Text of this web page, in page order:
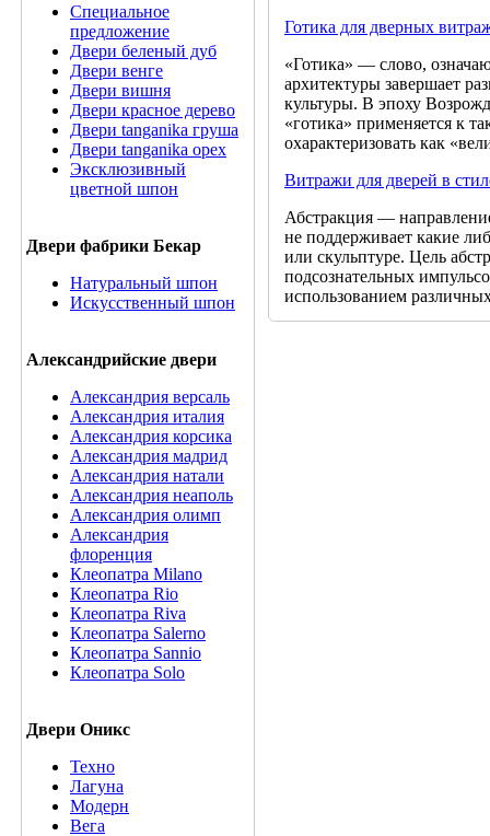
Специальное
предложение
Двери беленый дуб
Двери венге
Двери вишня
Двери красное дерево
Двери tanganika груша
Двери tanganika oрех
Эксклюзивный
цветной шпон
Двери фабрики Бекар
Натуральный шпон
Искусственный шпон
Александрийские двери
Александрия версаль
Александрия италия
Александрия корсика
Александрия мадрид
Александрия натали
Александрия неаполь
Александрия олимп
Александрия
флоренция
Клеопатра Milano
Клеопатра Rio
Клеопатра Riva
Клеопатра Salerno
Клеопатра Sannio
Клеопатра Solo
Двери Оникс
Техно
Лагуна
Модерн
Вега
Готика для дверных
«Готика» — слово,
архитектуры завершает
культуры. В эпоху
«готика» применяется к
охарактеризовать как
Витражи для дверей в
Абстракция —
не поддерживает какие
или скульптуре. Цель
подсознательных
использованием